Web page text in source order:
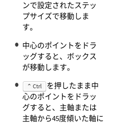
ンで設定されたステッ
プサイズで移動しま
す。
中心のポイントをドラ
ッグすると、ボックス
が移動します。
⌃ Ctrl
を押したまま中
心のポイントをドラッ
グすると、主軸または
主軸から45度傾いた軸に